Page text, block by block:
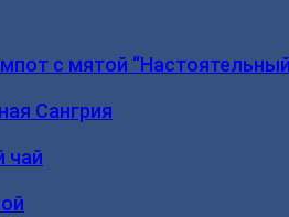
с мятой
Сангрия
чай